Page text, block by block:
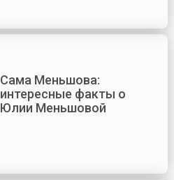
Сама Меньшова:
интересные факты о
Юлии Меньшовой